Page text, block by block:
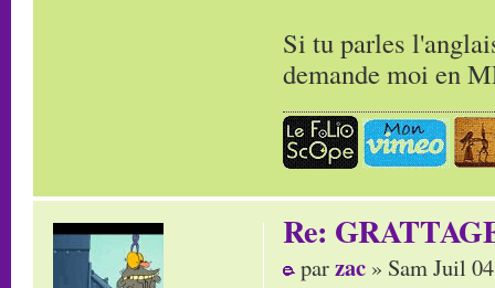
Si tu parles
demande moi en
Re:
parzac » Sam Juil